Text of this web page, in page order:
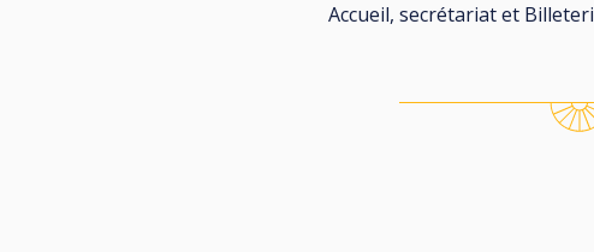
Accueil, secrétariat et